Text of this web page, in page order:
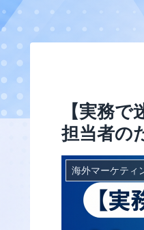
【実務
担当者の
海外マーケティ